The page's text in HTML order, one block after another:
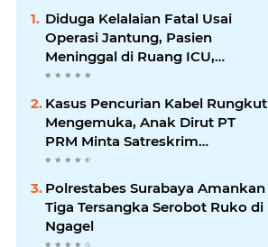
Diduga Kelalaian Fatal Usai
Operasi Jantung, Pasien
Meninggal di Ruang ICU,
Keluarga Tuntut RSUD dr.
Soewandhie Bertanggung
Jawab
Kasus Pencurian Kabel Rungkut
Mengemuka, Anak Dirut PT
PRM Minta Satreskrim
Polrestabes Surabaya Usut
Hingga Tuntas
Polrestabes Surabaya Amankan
Tiga Tersangka Serobot Ruko di
Ngagel